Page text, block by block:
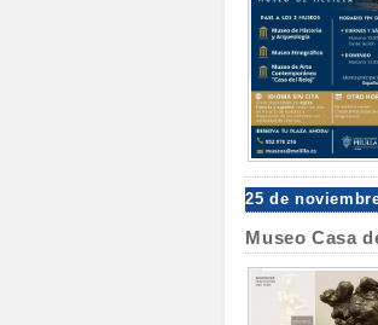
25 de
Museo Casa